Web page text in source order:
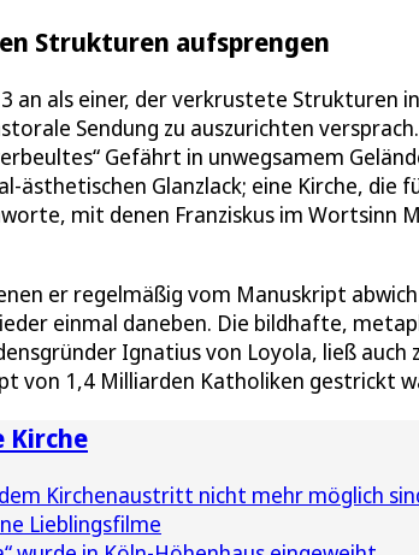
Strukturen aufsprengen
als einer, der verkrustete Strukturen
Sendung zu auszurichten
Gefährt in unwegsamem
Glanzlack; eine Kirche, die
mit denen Franziskus im Wortsinn
er regelmäßig vom Manuskript
einmal daneben. Die bildhafte,
Ignatius von Loyola, ließ
von 1,4 Milliarden Katholiken gestrickt
Kirche
Kirchenaustritt nicht mehr möglich
Lieblingsfilme